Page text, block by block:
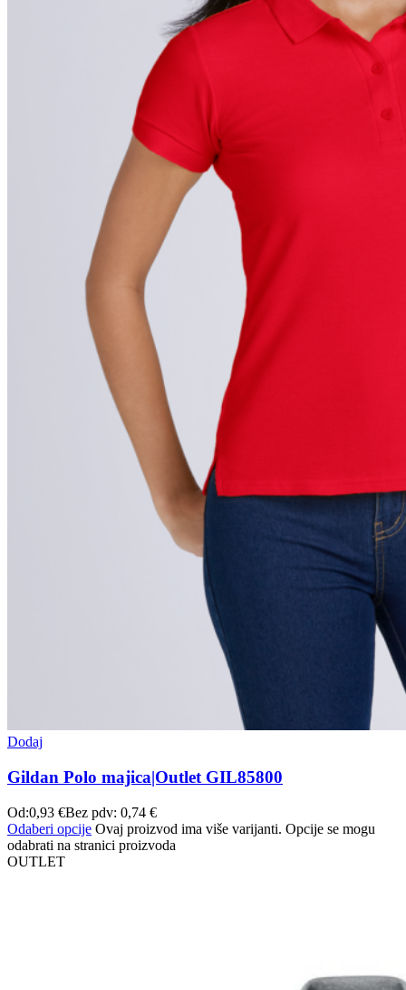
Dodaj
Gildan Polo majica|Outlet GIL85800
Od:0,93 €Bez pdv: 0,74 €
Odaberi opcije Ovaj proizvod ima više varijanti. Opcije se mogu
odabrati na stranici proizvoda
OUTLET